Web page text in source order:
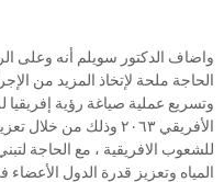
واضاف الدكتور سويلم أنه وعلى
الأفريقي ٢٠٦٣ وذلك
للشعوب الافريقية ، مع الحاجة
المياه وتعزيز قدرة الدول الأعضاء